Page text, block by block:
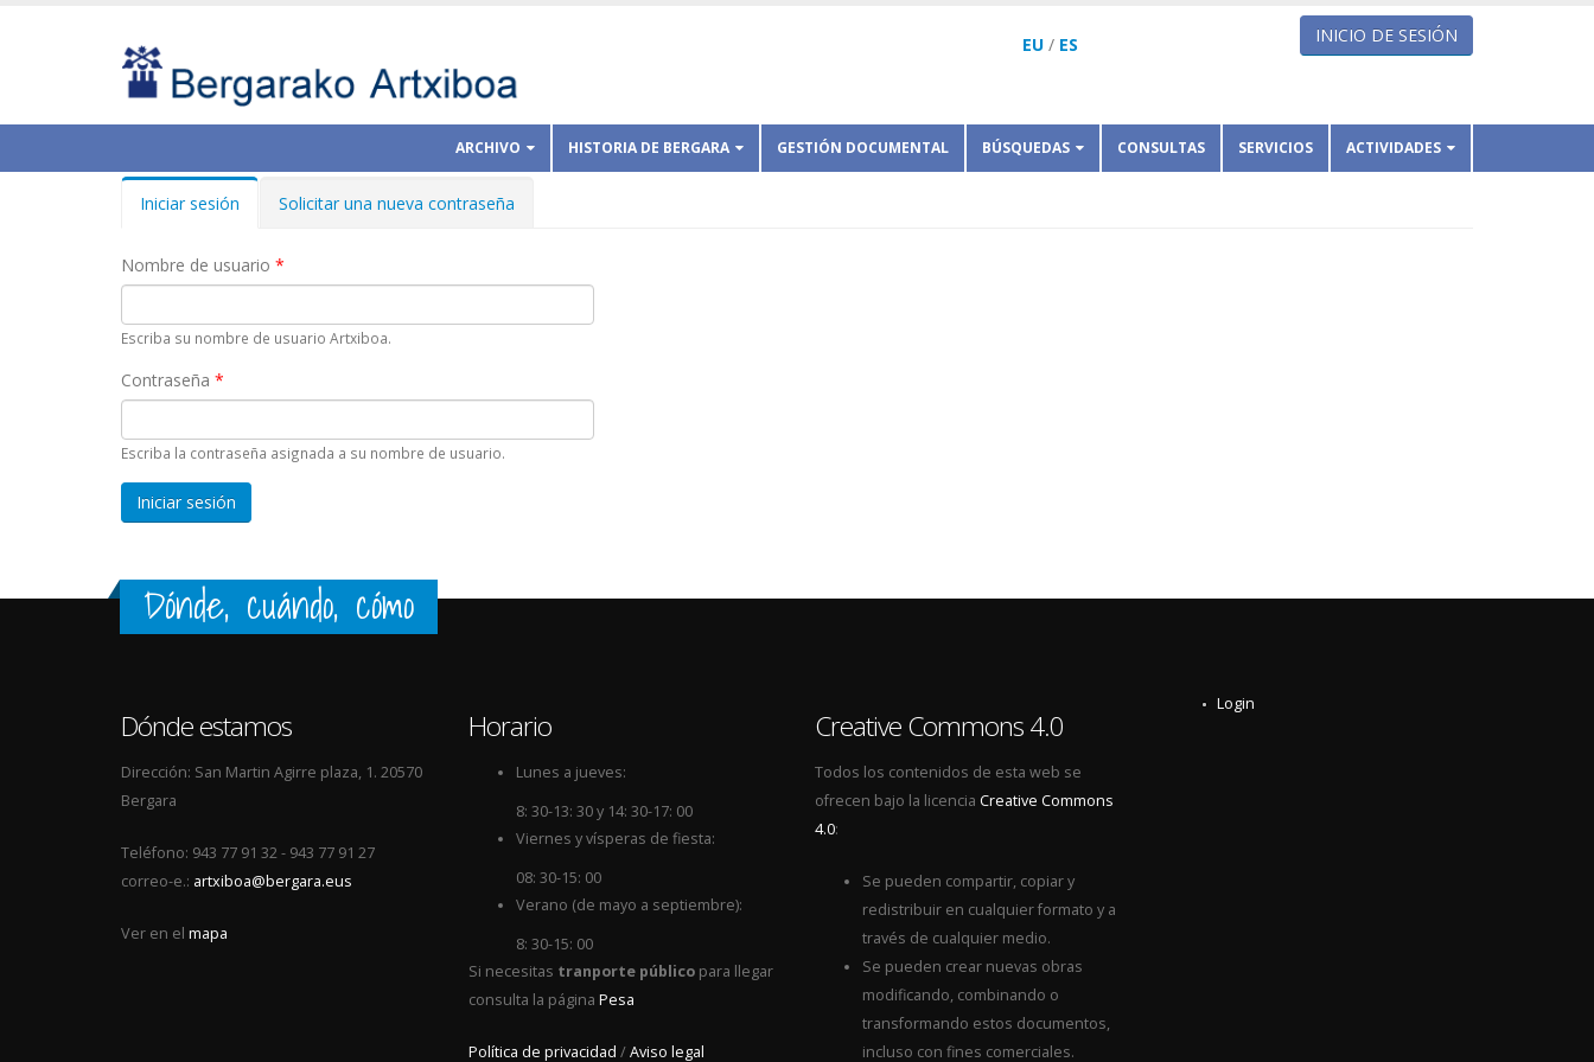
EU / ES INICIO DE SESIÓN
ARCHIVO HISTORIA DE BERGARA GESTIÓN DOCUMENTAL BÚSQUEDAS CONSULTAS SERVICIOS ACTIVIDADES
Solapas principales
Iniciar sesión (solapaSolicitar una nueva contraseña
Nombre de usuario *
Escriba su nombre de usuario Artxiboa.
Contraseña *
Escriba la contraseña asignada a su nombre de usuario.
Dónde, cuándo, cómo
Dónde estamos
Dirección: San Martin Agirre plaza, 1. 20570
Bergara
Teléfono: 943 77 91 32 - 943 77 91 27
correo-e.: artxiboa@bergara.eus
Ver en el mapa
Horario
Lunes a jueves:
8: 30-13: 30 y 14: 30-17: 00
Viernes y vísperas de fiesta:
08: 30-15: 00
Verano (de mayo a septiembre):
8: 30-15: 00
Si necesitas tranporte públicopara llegar
consulta la página Pesa
Política de privacidad /Aviso legal
Creative Commons 4.0
Todos los contenidos de esta web se
ofrecen bajo la licencia Creative Commons
4.0:
Se pueden compartir, copiar y
redistribuir en cualquier formato y a
través de cualquier medio.
Se pueden crear nuevas obras
modificando, combinando o
transformando estos documentos,
incluso con fines comerciales.
Login